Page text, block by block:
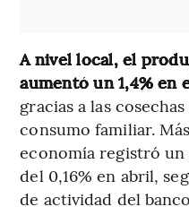
A nivel local, el
aumentó un 1,4%
gracias a las
consumo familiar.
economía registró
del 0,16% en abril,
de actividad del